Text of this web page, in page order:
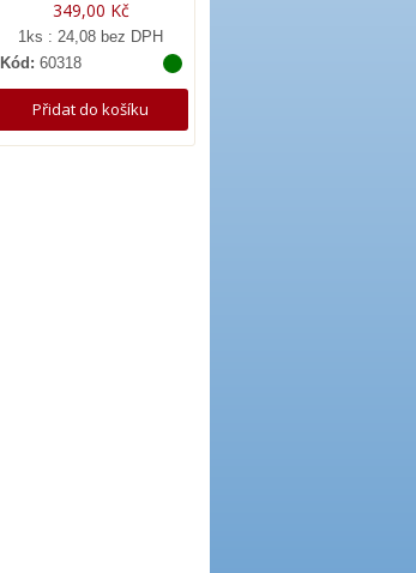
349,00 Kč
1ks : 24,08 bez DPH
Kód: 60318
Přidat do košíku